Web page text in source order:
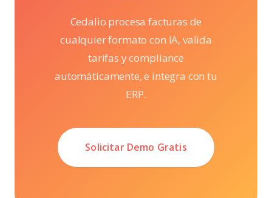
Cedalio procesa facturas de
cualquier formato con IA, valida
tarifas y compliance
automáticamente, e integra con tu
ERP.
Solicitar Demo Gratis